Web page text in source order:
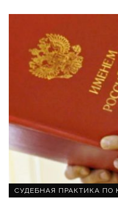
СУДЕБНАЯ ПРАКТИКА ПО